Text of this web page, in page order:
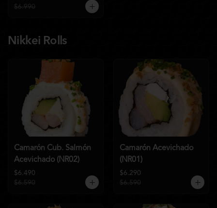
$6.990
Nikkei Rolls
Camarón Cub. Salmón
Acevichado (NR02)
$6.490
$6.590
Camarón Acevichado
(NR01)
$6.290
$6.590